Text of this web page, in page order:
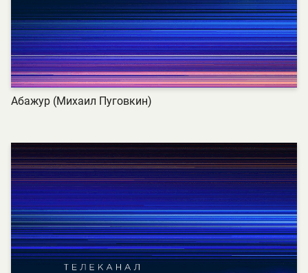
Абажур (Михаил Пуговкин)